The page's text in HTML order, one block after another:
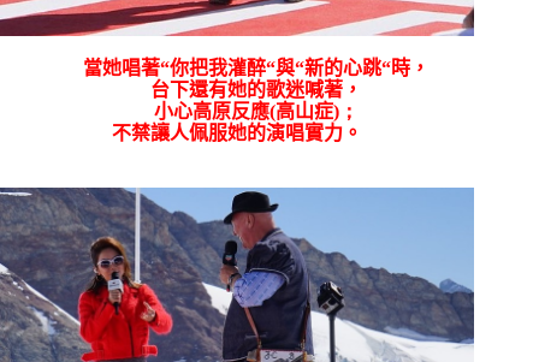
當她唱著“你把我灌醉“與“新的心跳“時，
台下還有她的歌迷喊著，
小心高原反應(高山症)；
不禁讓人佩服她的演唱實力。